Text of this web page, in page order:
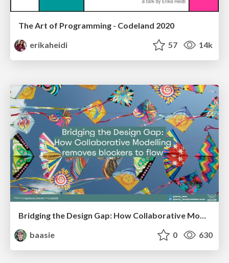
The Art of Programming - Codeland 2020
erikaheidi
57 14k
Bridging the Design Gap: How Collaborative Modelling removes blockers to flow between stakeholders and teams @FastFlow conf
baasie
0 630